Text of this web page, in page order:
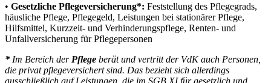
• Gesetzliche Pflegeversicherung*: Feststellung des Pflegegrads,
häusliche Pflege, Pflegegeld, Leistungen bei stationärer Pflege,
Hilfsmittel, Kurzzeit- und Verhinderungspflege, Renten- und
Unfallversicherung für Pflegepersonen
* Im Bereich der Pflege berät und vertritt der VdK auch Personen,
die privat pflegeversichert sind. Das bezieht sich allerdings
ausschließlich auf Leistungen, die im SGB XI für gesetzlich und